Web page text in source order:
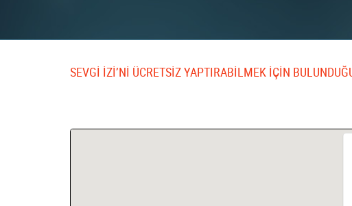
SEVGİ İZİ’Nİ ÜCRETSİZ YAPTIRABİLMEK İÇİN